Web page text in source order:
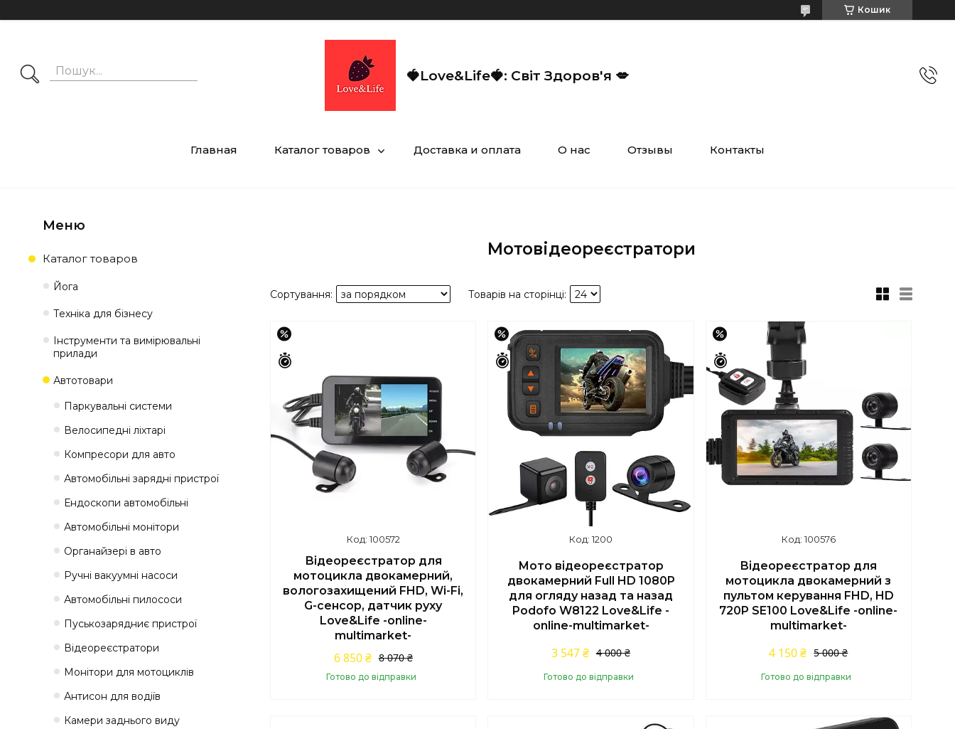
Кошик
🍓Love&Life🍓: Світ Здоров'я 💋
Главная Каталог товаров Доставка и оплата О нас Отзывы Контакты
Мотовідеореєстратори
100572
Відеореєстратор для
мотоцикла двокамерний,
вологозахищений FHD, Wi-Fi,
G-сенсор, датчик руху
Love&Life -online-
multimarket-
8 070 ₴
6 850 ₴
Готово до відправки
–11%
Залишилось 46 днів
1200
Мото відеореєстратор
двокамерний Full HD 1080P
для огляду назад та назад
Podofo W8122 Love&Life -
online-multimarket-
4 000 ₴
3 547 ₴
Готово до відправки
Залишилось 42 дні
100576
Відеореєстратор для
мотоцикла двокамерний з
пультом керування FHD, HD
720P SE100 Love&Life -online-
multimarket-
5 000 ₴
4 150 ₴
Готово до відправки
Купити
Каталог товаров
Йога
Техніка для бізнесу
Інструменти та вимірювальні
прилади
Автотовари
Паркувальні системи
Велосипедні ліхтарі
Компресори для авто
Автомобільні зарядні пристрої
Ендоскопи автомобільні
Автомобільні монітори
Органайзері в авто
Ручні вакуумні насоси
Автомобільні пилососи
Пуськозарядниє пристрої
Відеореєстратори
Монітори для мотоциклів
Антисон для водіїв
Камери заднього виду